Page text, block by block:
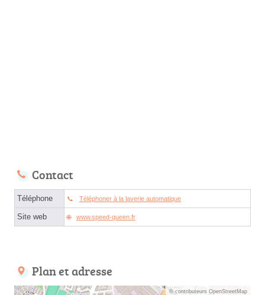
Contact
Téléphone Téléphoner à la laverie automatique
Site web www.speed-queen.fr
Plan et adresse
© contributeurs OpenStreetMap